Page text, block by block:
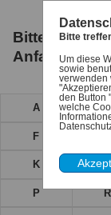
Bitte wählen
A B
F
K L
P R
Bitte
Um diese
sowie
verwenden
den Button
welche